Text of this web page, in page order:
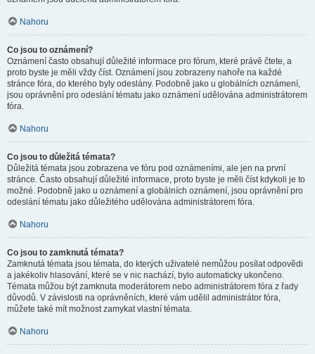
Nahoru
Co jsou to oznámení?
Oznámení často obsahují důležité informace pro fórum, které právě čtete, a
proto byste je měli vždy číst. Oznámení jsou zobrazeny nahoře na každé
stránce fóra, do kterého byly odeslány. Podobně jako u globálních oznámení,
jsou oprávnění pro odeslání tématu jako oznámení udělována administrátorem
fóra.
Nahoru
Co jsou to důležitá témata?
Důležitá témata jsou zobrazena ve fóru pod oznámeními, ale jen na první
stránce. Často obsahují důležité informace, proto byste je měli číst kdykoli je to
možné. Podobně jako u oznámení a globálních oznámení, jsou oprávnění pro
odeslání tématu jako důležitého udělována administrátorem fóra.
Nahoru
Co jsou to zamknutá témata?
Zamknutá témata jsou témata, do kterých uživatelé nemůžou posílat odpovědi
a jakékoliv hlasování, které se v nic nachází, bylo automaticky ukončeno.
Témata můžou být zamknuta moderátorem nebo administrátorem fóra z řady
důvodů. V závislosti na oprávněních, které vám udělil administrátor fóra,
můžete také mít možnost zamykat vlastní témata.
Nahoru